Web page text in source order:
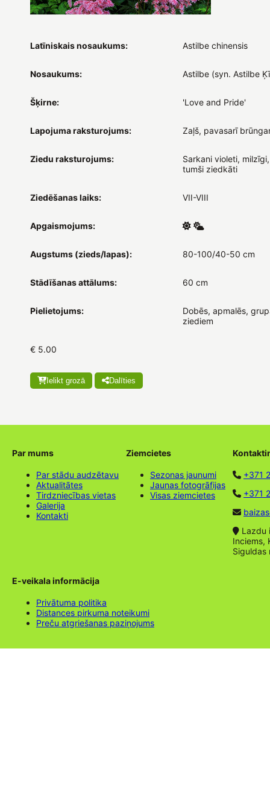
Latīniskais nosaukums: Astilbe chinensis
Nosaukums: Astilbe (syn. Astilbe
Šķirne: 'Love and Pride'
Lapojuma raksturojums: Zaļš, pavasarī
Ziedu raksturojums:
Sarkani violeti,
tumši ziedkāti
Ziedēšanas laiks: VII-VIII
Apgaismojums:
Augstums (zieds/lapas): 80-100/40-50 cm
Stādīšanas attālums: 60 cm
Pielietojums:
Dobēs, apmalēs,
ziediem
€ 5.00
Ielikt grozā Dalīties
Par mums
Par stādu audzētavu
Aktualitātes
Tirdzniecības vietas
Galerija
Kontakti
Ziemcietes
Sezonas jaunumi
Jaunas fotogrāfijas
Visas ziemcietes
+371
+371
Lazdu
Inciems,
Siguldas
E-veikala informācija
Privātuma politika
Distances pirkuma noteikumi
Preču atgriešanas paziņojums